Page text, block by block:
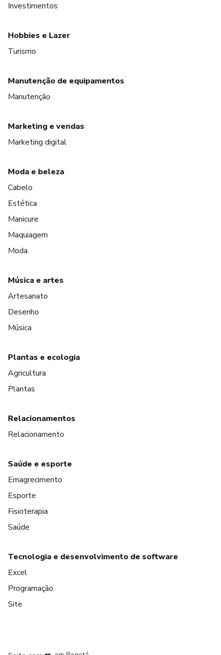
Investimentos
Hobbies e Lazer
Turismo
Manutenção de equipamentos
Manutenção
Marketing e vendas
Marketing digital
Moda e beleza
Cabelo
Estética
Manicure
Maquiagem
Moda
Música e artes
Artesanato
Desenho
Música
Plantas e ecologia
Agricultura
Plantas
Relacionamentos
Relacionamento
Saúde e esporte
Emagrecimento
Esporte
Fisioterapia
Saúde
Tecnologia e desenvolvimento de software
Excel
Programação
Site